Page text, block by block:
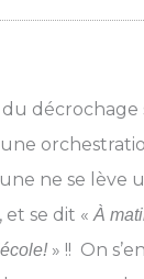
décrochage
ne se lève
et se dit «À
» !! On